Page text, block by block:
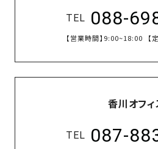
TEL 088-
【営業時間】 9:00~18:00 【
香川オフィ
TEL 087-